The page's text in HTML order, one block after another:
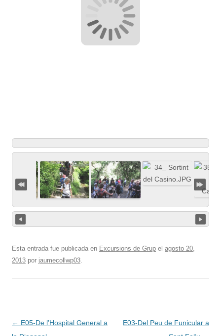
Esta entrada fue publicada en Excursions de Grup el agosto 20,
2013 por jaumecollwp03
Navegación
← E05-De l’Hospital General a
E03-Del Peu de Funicular a